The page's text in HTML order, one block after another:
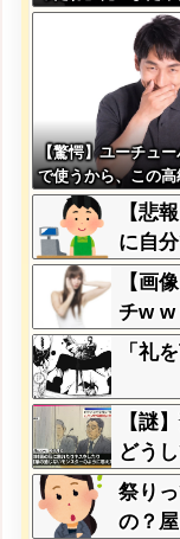
員「お会計2380円
す」→その後『こう
だが俺悪くないよ
な？？？？？？？？
【驚愕】ユーチュ
で使うから、この
もぜ～んぶ経費で
まさかコレ本気にし
ておらんよな？よ
w w w w w w w
【悲
に自
【画
チw
「礼
【謎
どう
ない
祭り
の？